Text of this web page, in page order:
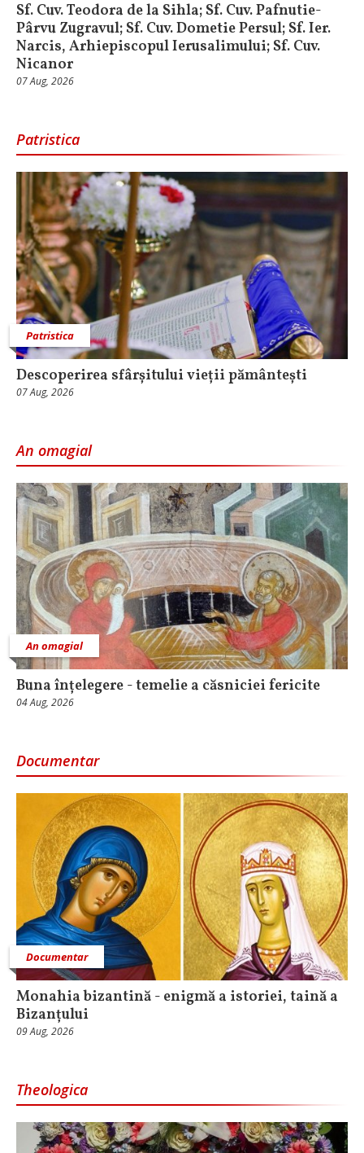
Sf. Cuv. Teodora de la Sihla; Sf. Cuv. Pafnutie-
Pârvu Zugravul; Sf. Cuv. Dometie Persul; Sf. Ier.
Narcis, Arhiepiscopul Ierusalimului; Sf. Cuv.
Nicanor
07 Aug, 2026
Patristica
Patristica
Descoperirea sfârșitului vieții pământești
07 Aug, 2026
An omagial
An omagial
Buna înțelegere - temelie a căsniciei fericite
04 Aug, 2026
Documentar
Documentar
Monahia bizantină - enigmă a istoriei, taină a
Bizanțului
09 Aug, 2026
Theologica